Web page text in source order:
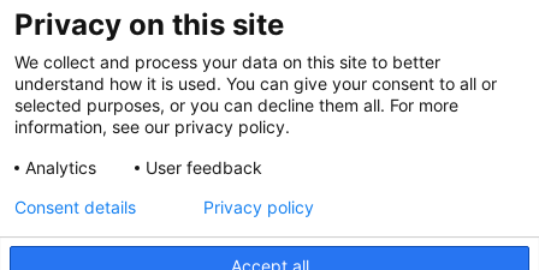
cookies om informatie over je apparaat op te slaan en/of te raadplegen.
surfgedrag of unieke ID's op deze site verwerken. Als je geen toestemming
geeft of uw toestemming intrekt, kan dit een nadelige invloed hebben op
bepaalde functies en mogelijkheden.
Accepteren
Weiger
Contact
Privacy on this site
We collect and process your data on this site to better
understand how it is used. You can give your consent to all or
selected purposes, or you can decline them all. For more
information, see our privacy policy.
Analytics
User feedback
Accept all
Consent details Privacy policy